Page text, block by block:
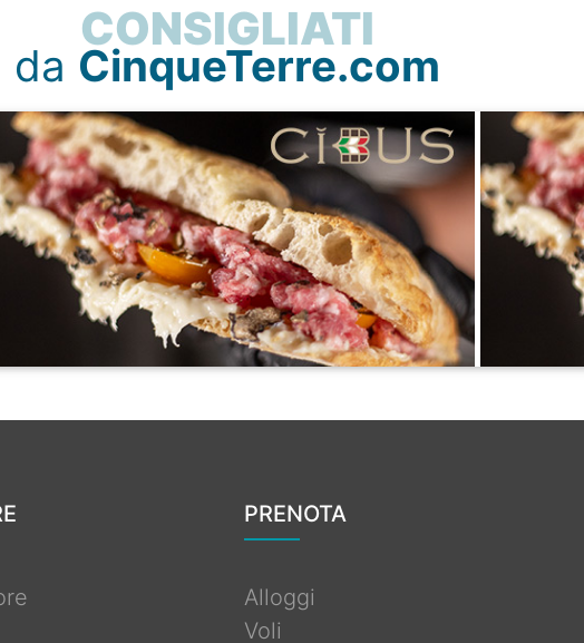
CONSIGLIATI
da CinqueTerre.com
PRENOTA
Alloggi
Voli